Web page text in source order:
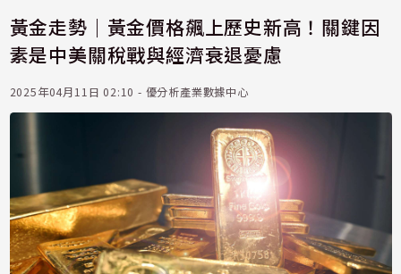
黃金走勢｜黃金價格飆上歷史新高！關鍵因
素是中美關稅戰與經濟衰退憂慮
2025年04月11日 02:10 - 優分析產業數據中心